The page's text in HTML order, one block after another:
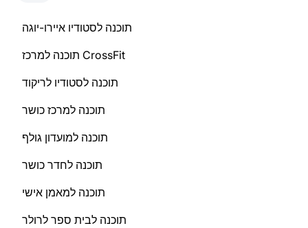
תוכנה לסטודיו איירו-יוגה
תוכנה למרכז CrossFit
תוכנה לסטודיו לריקוד
תוכנה למרכז כושר
תוכנה למועדון גולף
תוכנה לחדר כושר
תוכנה למאמן אישי
תוכנה לבית ספר לרולר